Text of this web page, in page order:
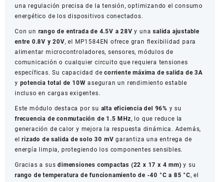
una regulación precisa de la tensión, optimizando el consumo
energético de los dispositivos conectados.
Con un rango de entrada de 4.5V a 28V y unasalida ajustable
entre 0.8V y 20V, el MP1584EN ofrece gran flexibilidad para
alimentar microcontroladores, sensores, módulos de
comunicación o cualquier circuito que requiera tensiones
específicas. Su capacidad decorriente máxima de salida de 3A
y potencia total de 10W aseguran un rendimiento estable
incluso en cargas exigentes.
Este módulo destaca por su alta eficiencia del 96% y su
frecuencia de conmutación de 1.5 MHz, lo que reduce la
generación de calor y mejora la respuesta dinámica. Además,
elrizado de salida de solo 30 mV garantiza una entrega de
energía limpia, protegiendo los componentes sensibles.
Gracias a susdimensiones compactas (22 x 17 x 4 mm) y su
rango de temperatura de funcionamiento de -40 °C a 85 °C, el